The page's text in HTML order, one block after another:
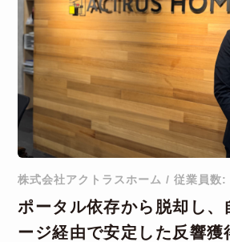
株式会社アクトラスホーム / 従業員数:
ポータル依存から脱却し、
ージ経由で安定した反響獲